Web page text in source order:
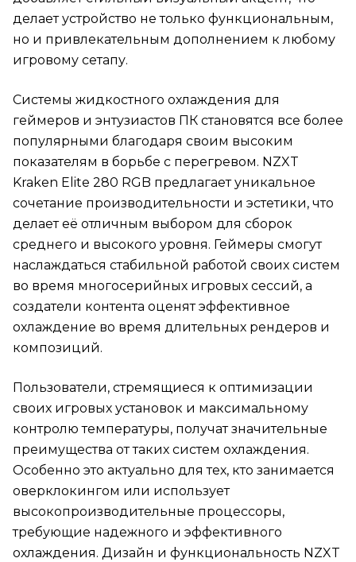
делает устройство не только функциональным,
но и привлекательным дополнением к любому
игровому сетапу.
Системы жидкостного охлаждения для
геймеров и энтузиастов ПК становятся все более
популярными благодаря своим высоким
показателям в борьбе с перегревом. NZXT
Kraken Elite 280 RGB предлагает уникальное
сочетание производительности и эстетики, что
делает её отличным выбором для сборок
среднего и высокого уровня. Геймеры смогут
наслаждаться стабильной работой своих систем
во время многосерийных игровых сессий, а
создатели контента оценят эффективное
охлаждение во время длительных рендеров и
композиций.
Пользователи, стремящиеся к оптимизации
своих игровых установок и максимальному
контролю температуры, получат значительные
преимущества от таких систем охлаждения.
Особенно это актуально для тех, кто занимается
оверклокингом или использует
высокопроизводительные процессоры,
требующие надежного и эффективного
охлаждения. Дизайн и функциональность NZXT